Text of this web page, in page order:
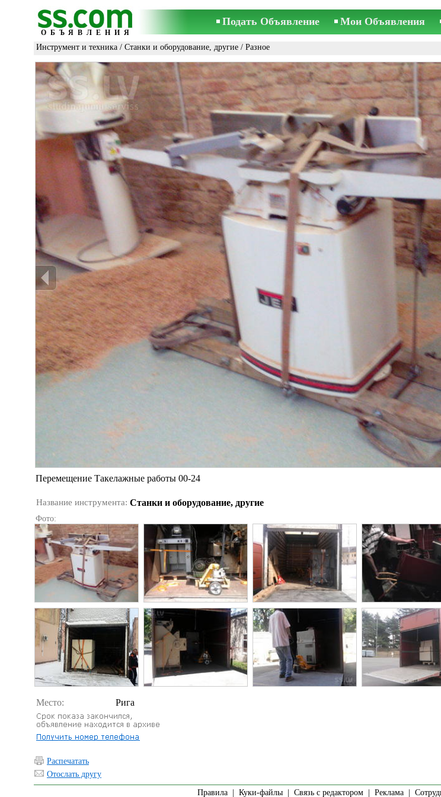
ОБЪЯВЛЕНИЯ
Подать Объявление Мои Объявления
Инструмент и техника / Станки и оборудование, другие / Разное
Перемещение Такелажные работы 00-24
Название инструмента: Станки и оборудование, другие
Фото:
Место: Рига
Распечатать
Отослать другу
Правила| Куки-файлы| Связь с редактором| Реклама|